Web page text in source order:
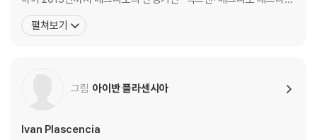
트』, 『스파이더맨 느와르』, 『아이언맨 2.0』, 『퍼니셔 워존』, 『올 뉴 엑
스팩터』, 『어벤저스 밀레니엄』, 『엑스팅션 아젠다』 등의 다수의 대표
펼쳐보기
그림 아이반 플라센시아
Ivan Plascencia